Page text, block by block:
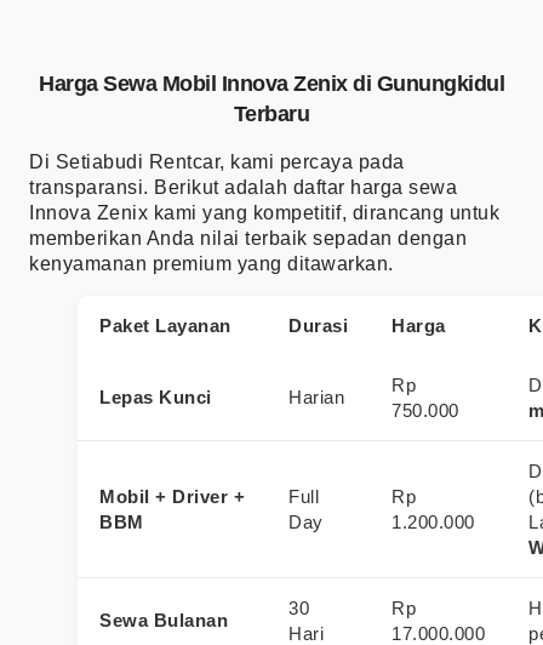
Harga Sewa Mobil Innova Zenix di Gunungkidul
Terbaru
Di Setiabudi Rentcar, kami percaya pada
transparansi. Berikut adalah daftar harga sewa
Innova Zenix kami yang kompetitif, dirancang untuk
memberikan Anda nilai terbaik sepadan dengan
kenyamanan premium yang ditawarkan.
Paket Layanan Durasi Harga
Lepas Kunci Harian
Rp
750.000
Mobil + Driver +
BBM
Full
Day
Rp
1.200.000
Sewa Bulanan
30
Hari
Rp
17.000.000